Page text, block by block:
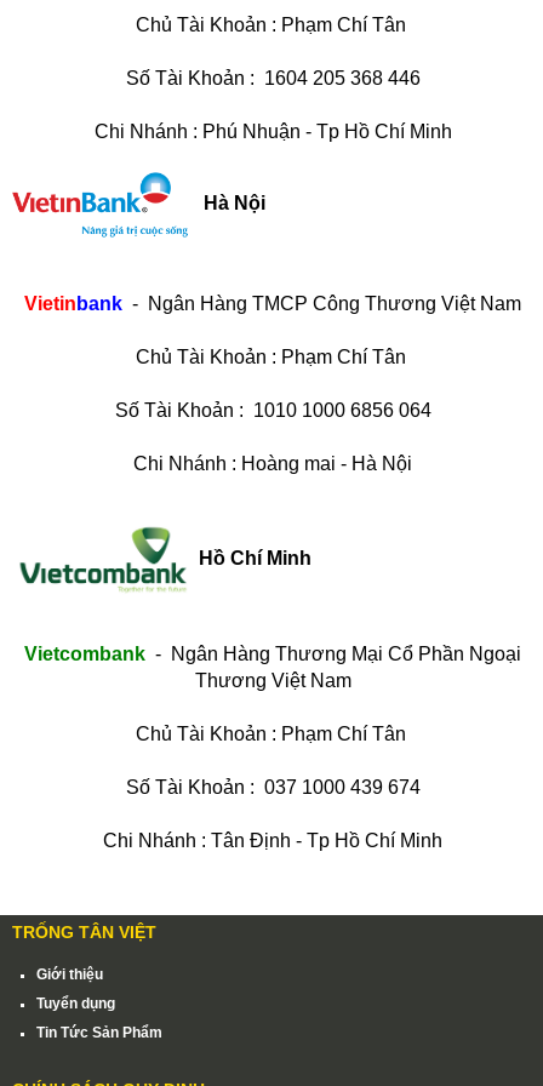
Chủ Tài Khoản : Phạm Chí Tân
Số Tài Khoản : 1604 205 368 446
Chi Nhánh : Phú Nhuận - Tp Hồ Chí Minh
Hà Nội
Vietin bank - Ngân Hàng TMCP Công Thương Việt Nam
Chủ Tài Khoản : Phạm Chí Tân
Số Tài Khoản : 1010 1000 6856 064
Chi Nhánh : Hoàng mai - Hà Nội
Hồ Chí Minh
Vietcombank - Ngân Hàng Thương Mại Cổ Phần Ngoại
Thương Việt Nam
Chủ Tài Khoản : Phạm Chí Tân
Số Tài Khoản : 037 1000 439 674
Chi Nhánh : Tân Định - Tp Hồ Chí Minh
TRỐNG TÂN VIỆT
Giới thiệu
Tuyển dụng
Tin Tức Sản Phẩm